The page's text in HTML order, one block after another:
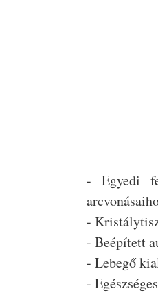
- Egyedi
-
- Beépített
- Lebegő
-